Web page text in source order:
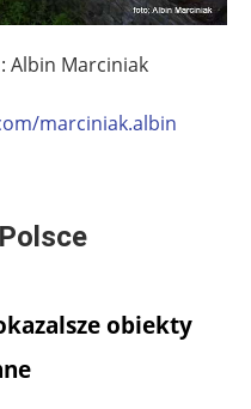
Albin Marciniak
marciniak.albin
obiekty